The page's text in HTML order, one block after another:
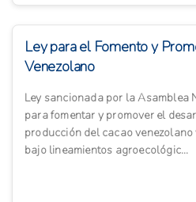
Ley para el Fomento y
Venezolano
Ley sancionada por la Asamblea
para fomentar y promover el
producción del cacao
bajo lineamientos agroecológic...